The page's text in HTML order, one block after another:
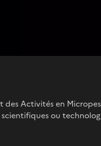
des Activités en
ou